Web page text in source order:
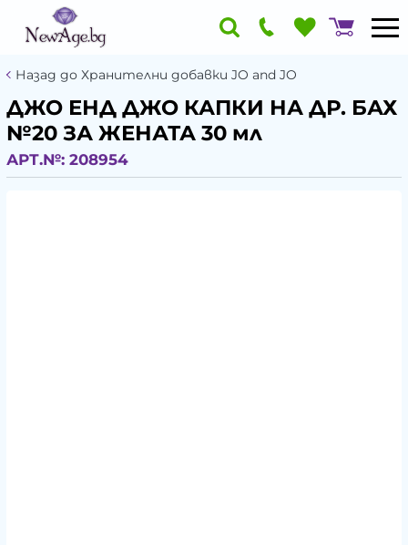
Назад до Хранителни добавки JO and JO
ДЖО ЕНД ДЖО КАПКИ НА ДР. БАХ
№20 ЗА ЖЕНАТА 30 мл
АРТ.№: 208954